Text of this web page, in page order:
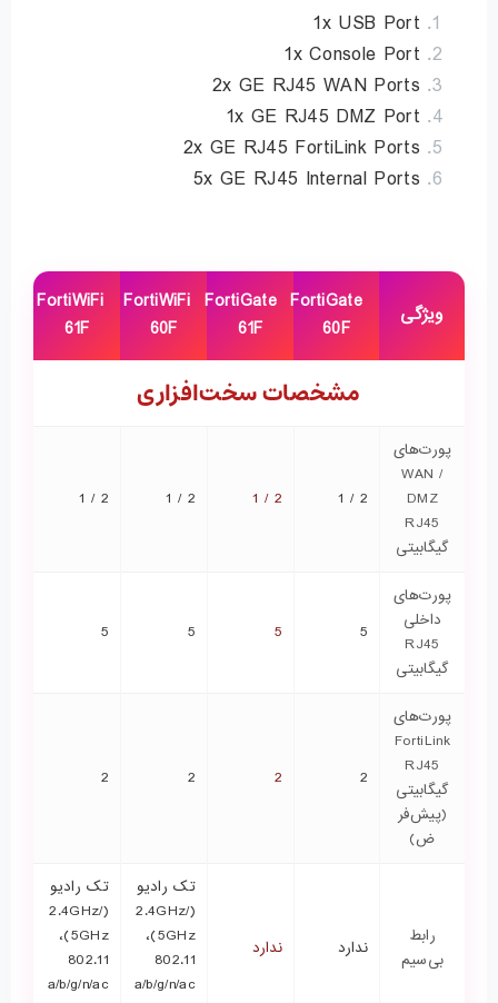
1x USB Port
1x Console Port
2x GE RJ45 WAN Ports
1x GE RJ45 DMZ Port
2x GE RJ45 FortiLink Ports
5x GE RJ45 Internal Ports
ویژگی
FortiGate
60F
FortiGate
61F
FortiWiFi
60F
FortiWiFi
61F
مشخصات سخت‌افزاری
پورت‌های
WAN /
DMZ
RJ45
گیگابیتی
2 / 1
2 / 1
2 / 1
2 / 1
پورت‌های
داخلی
RJ45
گیگابیتی
5
5
5
5
پورت‌های
FortiLink
RJ45
گیگابیتی
(پیش‌فر
ض)
2
2
2
2
رابط
بی‌سیم
ندارد ندارد
تک رادیو
(2.4GHz/
5GHz)،
802.11
a/b/g/n/ac
تک رادیو
(2.4GHz/
5GHz)،
802.11
a/b/g/n/ac